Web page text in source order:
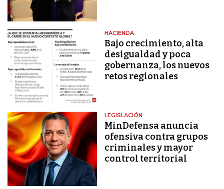
HACIENDA
Bajo crecimiento, alta
desigualdad y poca
gobernanza, los nuevos
retos regionales
LEGISLACIÓN
MinDefensa anuncia
ofensiva contra grupos
criminales y mayor
control territorial